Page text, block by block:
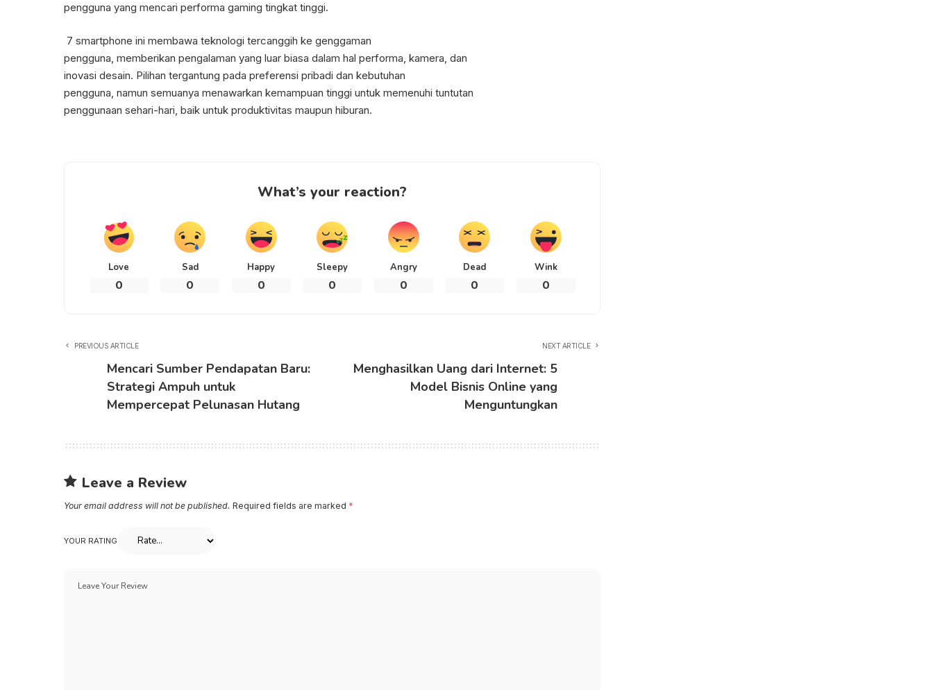
pengguna yang mencari performa gaming tingkat tinggi.
7 smartphone ini membawa teknologi tercanggih ke genggaman
pengguna, memberikan pengalaman yang luar biasa dalam hal performa, kamera, dan
inovasi desain. Pilihan tergantung pada preferensi pribadi dan kebutuhan
pengguna, namun semuanya menawarkan kemampuan tinggi untuk memenuhi tuntutan
penggunaan sehari-hari, baik untuk produktivitas maupun hiburan.
What’s your reaction?
Love
0
Sad
0
Happy
0
Sleepy
0
Angry
0
Dead
0
Wink
0
PREVIOUS ARTICLE
Mencari Sumber Pendapatan Baru:
Strategi Ampuh untuk
Mempercepat Pelunasan Hutang
NEXT ARTICLE
Menghasilkan Uang dari Internet: 5
Model Bisnis Online yang
Menguntungkan
Leave a Review
Your email address will not be published. Required fields are marked *
YOUR RATING